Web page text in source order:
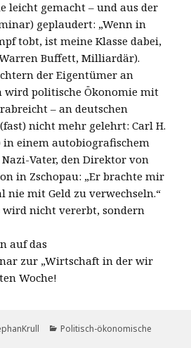
leicht gemacht – und aus der
geplaudert: „Wenn in
tobt, ist meine Klasse dabei,
Buffett, Milliardär).
der Eigentümer an
politische Ökonomie mit
– an deutschen
nicht mehr gelehrt: Carl H.
in einem autobiografischem
Vater, den Direktor von
in Zschopau: „Er brachte mir
nie mit Geld zu verwechseln.“
wird nicht vererbt, sondern
auf das
zur „Wirtschaft in der wir
Woche!
Kategorien
Politisch-ökonomische